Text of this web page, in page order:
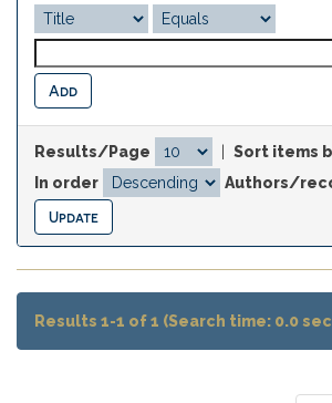
Results/Page
Sort items
In order
Authors/
Results 1-1 of 1 (Search time: 0.0